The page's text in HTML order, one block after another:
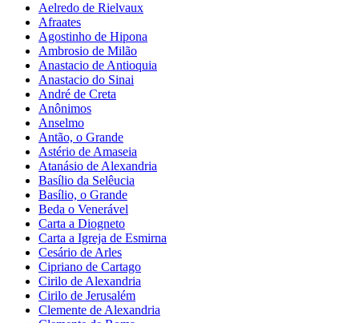
Aelredo de Rielvaux
Afraates
Agostinho de Hipona
Ambrosio de Milão
Anastacio de Antioquia
Anastacio do Sinai
André de Creta
Anônimos
Anselmo
Antão, o Grande
Astério de Amaseia
Atanásio de Alexandria
Basílio da Selêucia
Basílio, o Grande
Beda o Venerável
Carta a Diogneto
Carta a Igreja de Esmirna
Cesário de Arles
Cipriano de Cartago
Cirilo de Alexandria
Cirilo de Jerusalém
Clemente de Alexandria